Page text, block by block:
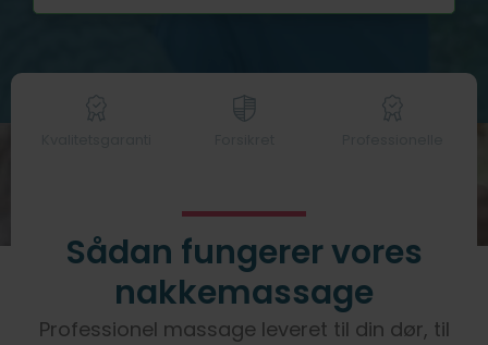
sådan fungerer vores
nakkemassage
Professionel massage leveret til din dør, til